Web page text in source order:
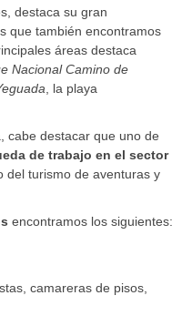
destaca su gran
que también encontramos
áreas destaca
Nacional Camino de
, la playa
cabe destacar que uno de
de trabajo en el sector
del turismo de aventuras y
encontramos los siguientes:
camareras de pisos,